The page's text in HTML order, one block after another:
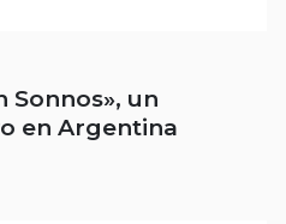
Sonnos», un
en Argentina